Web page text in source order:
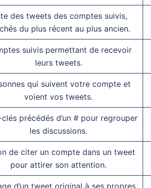
des tweets des comptes suivis,
du plus récent au plus ancien.
suivis permettant de recevoir
leurs tweets.
qui suivent votre compte et
voient vos tweets.
précédés d’un # pour regrouper
les discussions.
de citer un compte dans un tweet
pour attirer son attention.
d’un tweet original à ses propres